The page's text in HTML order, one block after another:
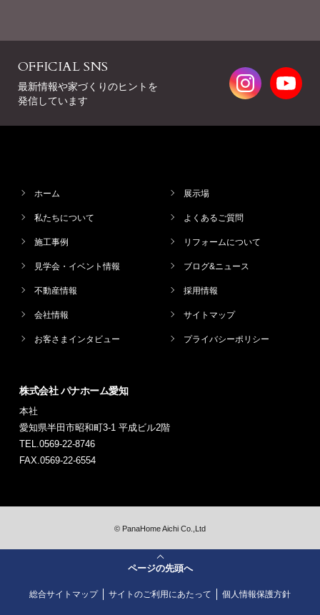
OFFICIAL SNS
最新情報や家づくりのヒントを
発信しています
ホーム 展示場
私たちについて よくあるご質問
施工事例 リフォームについて
見学会・イベント情報 ブログ&ニュース
不動産情報 採用情報
会社情報 サイトマップ
お客さまインタビュー プライバシーポリシー
株式会社 パナホーム愛知
本社
愛知県半田市昭和町3-1 平成ビル2階
TEL.0569-22-8746
FAX.0569-22-6554
© PanaHome Aichi Co.,Ltd
ページの先頭へ
総合サイトマップ サイトのご利用にあたって 個人情報保護方針